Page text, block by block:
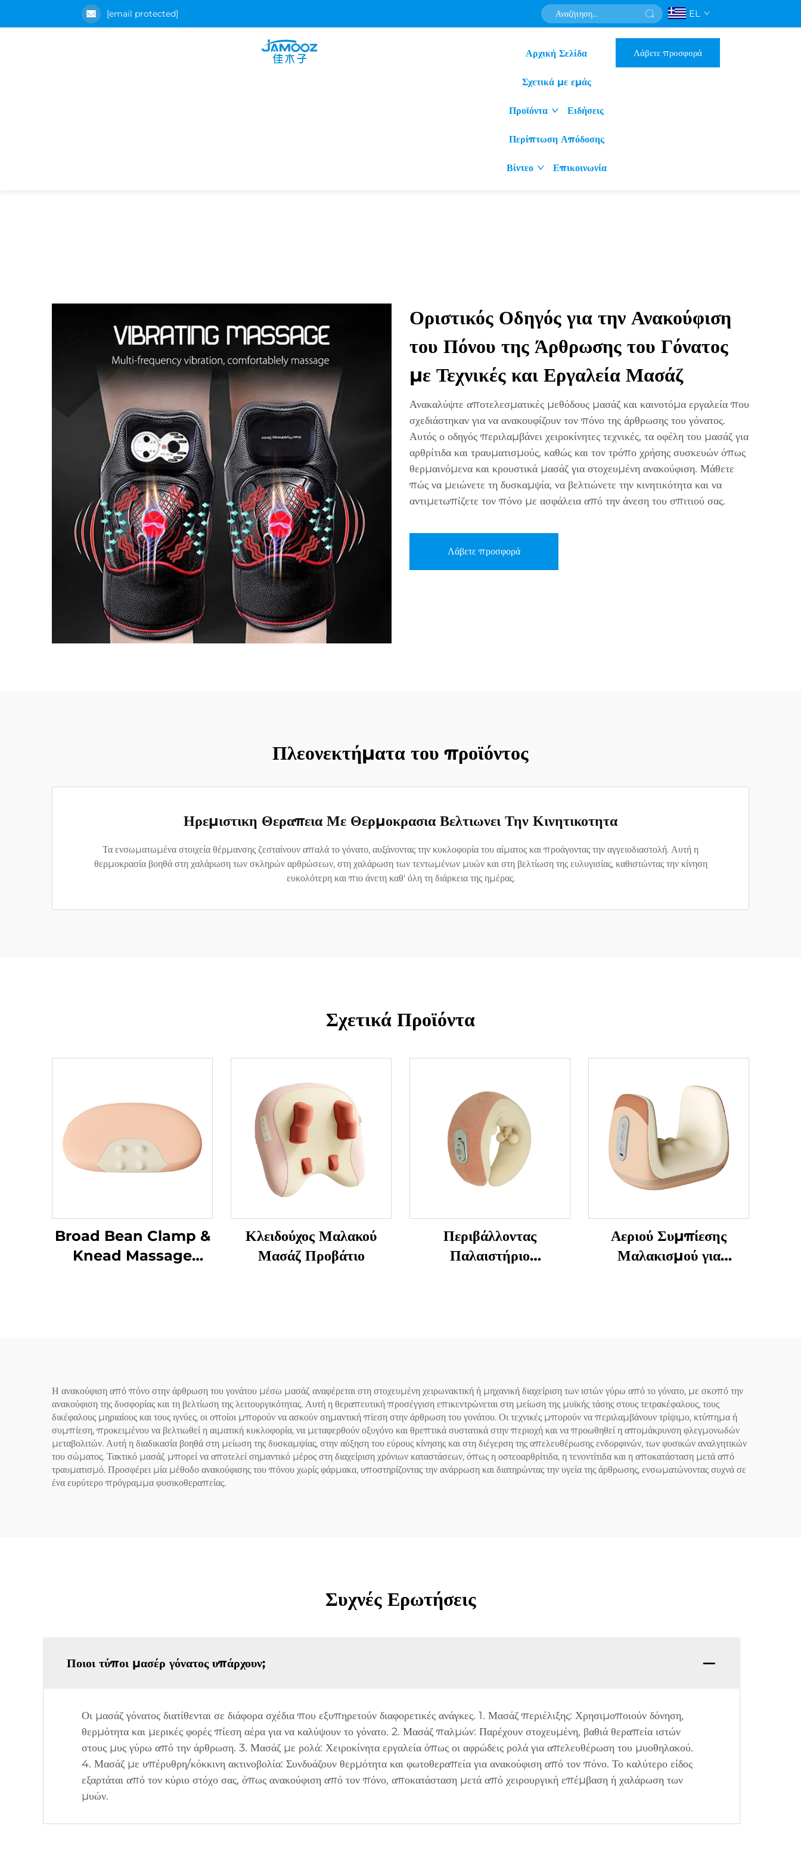
[email protected] EL
Αρχική Σελίδα
Σχετικά με εμάς
Προϊόντα Ειδήσεις
Περίπτωση Απόδοσης
Βίντεο Επικοινωνία
Λάβετε προσφορά
Οριστικός Οδηγός για την Ανακούφιση
του Πόνου της Άρθρωσης του Γόνατος
με Τεχνικές και Εργαλεία Μασάζ
Ανακαλύψτε αποτελεσματικές μεθόδους μασάζ και καινοτόμα εργαλεία που
σχεδιάστηκαν για να ανακουφίζουν τον πόνο της άρθρωσης του γόνατος.
Αυτός ο οδηγός περιλαμβάνει χειροκίνητες τεχνικές, τα οφέλη του μασάζ για
αρθρίτιδα και τραυματισμούς, καθώς και τον τρόπο χρήσης συσκευών όπως
θερμαινόμενα και κρουστικά μασάζ για στοχευμένη ανακούφιση. Μάθετε
πώς να μειώνετε τη δυσκαμψία, να βελτιώνετε την κινητικότητα και να
αντιμετωπίζετε τον πόνο με ασφάλεια από την άνεση του σπιτιού σας.
Λάβετε προσφορά
Πλεονεκτήματα του προϊόντος
Ηρεμιστικη Θεραπεια Με Θερμοκρασια Βελτιωνει Την Κινητικοτητα
Τα ενσωματωμένα στοιχεία θέρμανσης ζεσταίνουν απαλά το γόνατο, αυξάνοντας την κυκλοφορία του αίματος και προάγοντας την αγγειοδιαστολή. Αυτή η
θερμοκρασία βοηθά στη χαλάρωση των σκληρών αρθρώσεων, στη χαλάρωση των τεντωμένων μυών και στη βελτίωση της ευλυγισίας, καθιστώντας την κίνηση
ευκολότερη και πιο άνετη καθ' όλη τη διάρκεια της ημέρας.
Σχετικά Προϊόντα
Broad Bean Clamp &
Knead Massage
Κλειδούχος Μαλακού
Μασάζ Προβάτιο
Περιβάλλοντας
Παλαιστήριο
Αεριού Συμπίεσης
Μαλακισμού για
Η ανακούφιση από πόνο στην άρθρωση του γονάτου μέσω μασάζ αναφέρεται στη στοχευμένη χειρωνακτική ή μηχανική διαχείριση των ιστών γύρω από το γόνατο, με σκοπό την
ανακούφιση της δυσφορίας και τη βελτίωση της λειτουργικότητας. Αυτή η θεραπευτική προσέγγιση επικεντρώνεται στη μείωση της μυϊκής τάσης στους τετρακέφαλους, τους
δικέφαλους μηριαίους και τους ιγνύες, οι οποίοι μπορούν να ασκούν σημαντική πίεση στην άρθρωση του γονάτου. Οι τεχνικές μπορούν να περιλαμβάνουν τρίψιμο, κτύπημα ή
συμπίεση, προκειμένου να βελτιωθεί η αιματική κυκλοφορία, να μεταφερθούν οξυγόνο και θρεπτικά συστατικά στην περιοχή και να προωθηθεί η απομάκρυνση φλεγμονωδών
μεταβολιτών. Αυτή η διαδικασία βοηθά στη μείωση της δυσκαμψίας, στην αύξηση του εύρους κίνησης και στη διέγερση της απελευθέρωσης ενδορφινών, των φυσικών αναλγητικών
του σώματος. Τακτικό μασάζ μπορεί να αποτελεί σημαντικό μέρος στη διαχείριση χρόνιων καταστάσεων, όπως η οστεοαρθρίτιδα, η τενοντίτιδα και η αποκατάσταση μετά από
τραυματισμό. Προσφέρει μία μέθοδο ανακούφισης του πόνου χωρίς φάρμακα, υποστηρίζοντας την ανάρρωση και διατηρώντας την υγεία της άρθρωσης, ενσωματώνοντας συχνά σε
ένα ευρύτερο πρόγραμμα φυσικοθεραπείας.
Συχνές Ερωτήσεις
Ποιοι τύποι μασέρ γόνατος υπάρχουν;
Οι μασάζ γόνατος διατίθενται σε διάφορα σχέδια που εξυπηρετούν διαφορετικές ανάγκες. 1. Μασάζ περιέλιξης: Χρησιμοποιούν δόνηση,
θερμότητα και μερικές φορές πίεση αέρα για να καλύψουν το γόνατο. 2. Μασάζ παλμών: Παρέχουν στοχευμένη, βαθιά θεραπεία ιστών
στους μυς γύρω από την άρθρωση. 3. Μασάζ με ρολά: Χειροκίνητα εργαλεία όπως οι αφρώδεις ρολά για απελευθέρωση του μυοθηλακού.
4. Μασάζ με υπέρυθρη/κόκκινη ακτινοβολία: Συνδυάζουν θερμότητα και φωτοθεραπεία για ανακούφιση από τον πόνο. Το καλύτερο είδος
εξαρτάται από τον κύριο στόχο σας, όπως ανακούφιση από τον πόνο, αποκατάσταση μετά από χειρουργική επέμβαση ή χαλάρωση των
μυών.